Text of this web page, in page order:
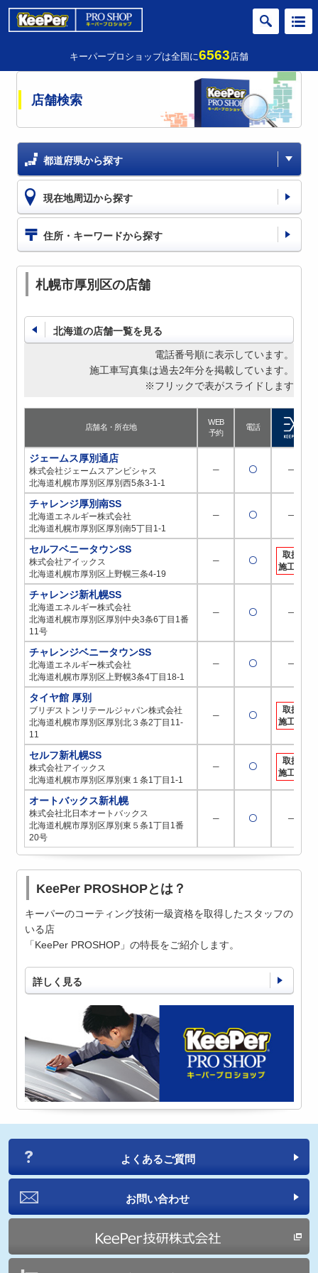
キーパープロショップは全国に6563店舗
店舗検索
都道府県から探す
現在地周辺から探す
住所・キーワードから探す
札幌市厚別区の店舗
北海道の店舗一覧を見る
電話番号順に表示しています。
施工車写真集は過去2年分を掲載しています。
※フリックで表がスライドします
店舗名・所在地
WEB
予約
電話
ジェームス厚別通店
株式会社ジェームスアンビシャス
北海道札幌市厚別区厚別西5条3-1-1
─ 〇 ─
チャレンジ厚別南SS
北海道エネルギー株式会社
北海道札幌市厚別区厚別南5丁目1-1
─ 〇 ─
セルフベニータウンSS
株式会社アイックス
北海道札幌市厚別区上野幌三条4-19
─ 〇
取扱
施工店
チャレンジ新札幌SS
北海道エネルギー株式会社
北海道札幌市厚別区厚別中央3条6丁目1番
11号
─ 〇 ─
チャレンジベニータウンSS
北海道エネルギー株式会社
北海道札幌市厚別区上野幌3条4丁目18-1
─ 〇 ─
タイヤ館 厚別
ブリヂストンリテールジャパン株式会社
北海道札幌市厚別区厚別北３条2丁目11-
11
─ 〇
取扱
施工店
セルフ新札幌SS
株式会社アイックス
北海道札幌市厚別区厚別東１条1丁目1-1
─ 〇
取扱
施工店
オートバックス新札幌
株式会社北日本オートバックス
北海道札幌市厚別区厚別東５条1丁目1番
20号
─ 〇 ─
KeePer PROSHOPとは？
キーパーのコーティング技術一級資格を取得したスタッフの
いる店
「KeePer PROSHOP」の特長をご紹介します。
詳しく見る
よくあるご質問
お問い合わせ